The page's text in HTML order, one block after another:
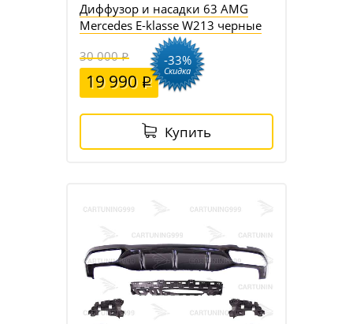
Диффузор и насадки 63 AMG
Mercedes E-klasse W213 черные
30 000
19 990
-33%
Скидка
Купить